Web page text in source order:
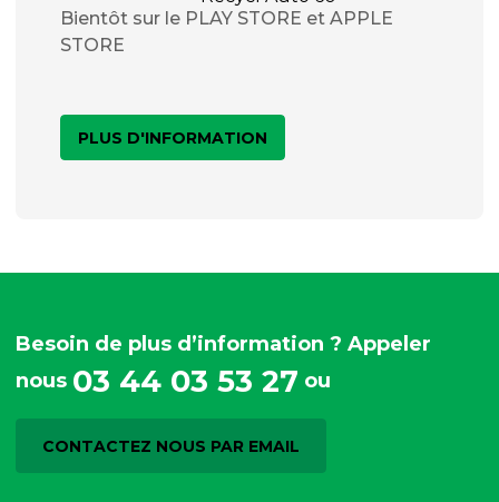
Bientôt sur le PLAY STORE et APPLE
STORE
PLUS D'INFORMATION
Besoin de plus d’information ? Appeler
nous 03 44 03 53 27 ou
CONTACTEZ NOUS PAR EMAIL